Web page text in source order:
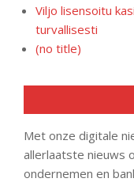
Viljo lisensoitu
turvallisesti
(no title)
Met onze digitale
allerlaatste nieuws
ondernemen en